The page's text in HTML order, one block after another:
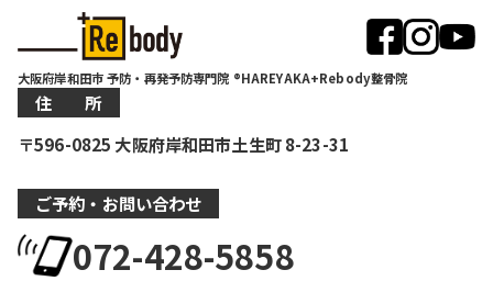
大阪府岸和田市 予防・再発予防専門院 ®HAREYAKA+Rebody整骨院
住 所
〒596-0825 大阪府岸和田市土生町 8-23-31
ご予約・お問い合わせ
072-428-5858